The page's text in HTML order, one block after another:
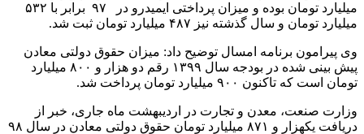
میلیارد تومان بوده و میزان پرداختی ایمیدرو در ۹۷ برابر با ۵۳۲
میلیارد تومان و سال گذشته نیز ۴۸۷ میلیارد تومان ثبت شد.
وی پیرامون برنامه امسال توضیح داد: میزان حقوق دولتی معادن
پیش بینی شده در بودجه سال ۱۳۹۹ رقم دو هزار و ۸۰۰ میلیارد
تومان است که تاکنون ۹۰۰ میلیارد تومان پرداخت شد.
وزارت صنعت، معدن و تجارت در اردیبهشت ماه جاری، خبر از
دریافت یکهزار و ۸۷۱ میلیارد تومان حقوق دولتی معادن در سال ۹۸